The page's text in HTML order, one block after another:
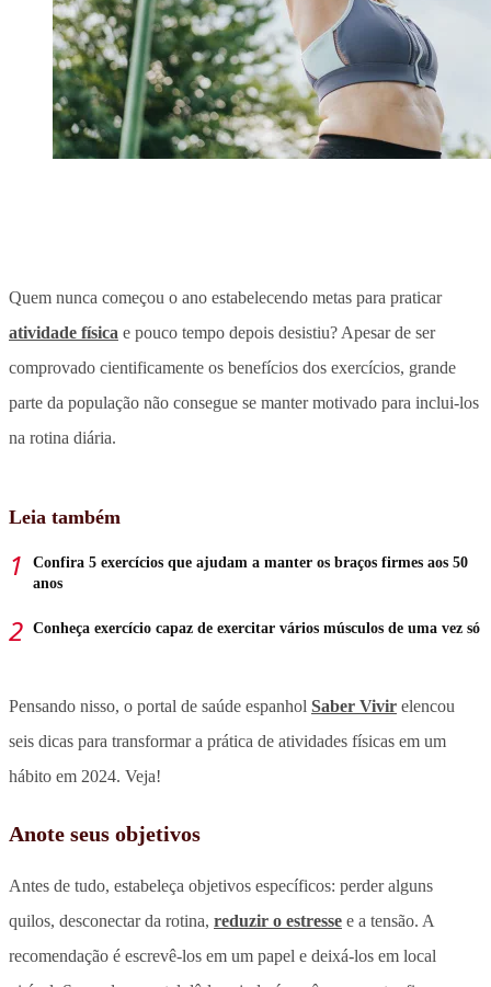
Quem nunca começou o ano estabelecendo metas para praticar
atividade física e pouco tempo depois desistiu? Apesar de ser
comprovado cientificamente os benefícios dos exercícios, grande
parte da população não consegue se manter motivado para inclui-los
na rotina diária.
Leia também
Confira 5 exercícios que ajudam a manter os braços firmes aos 50
anos
Conheça exercício capaz de exercitar vários músculos de uma vez só
Pensando nisso, o portal de saúde espanhol Saber Vivir elencou
seis dicas para transformar a prática de atividades físicas em um
hábito em 2024. Veja!
Anote seus objetivos
Antes de tudo, estabeleça objetivos específicos: perder alguns
quilos, desconectar da rotina, reduzir o estresse e a tensão. A
recomendação é escrevê-los em um papel e deixá-los em local